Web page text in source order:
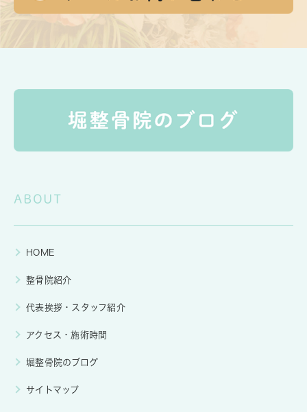
ABOUT
HOME
整骨院紹介
代表挨拶・スタッフ紹介
アクセス・施術時間
堀整骨院のブログ
サイトマップ